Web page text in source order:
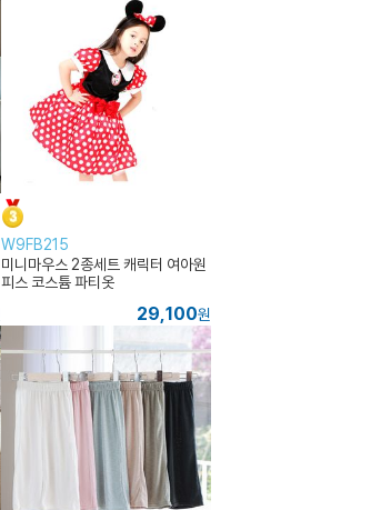
W9FB215
미니마우스 2종세트 캐릭터 여아원
피스 코스튬 파티옷
29,100원